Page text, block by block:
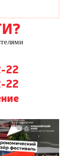
22
22